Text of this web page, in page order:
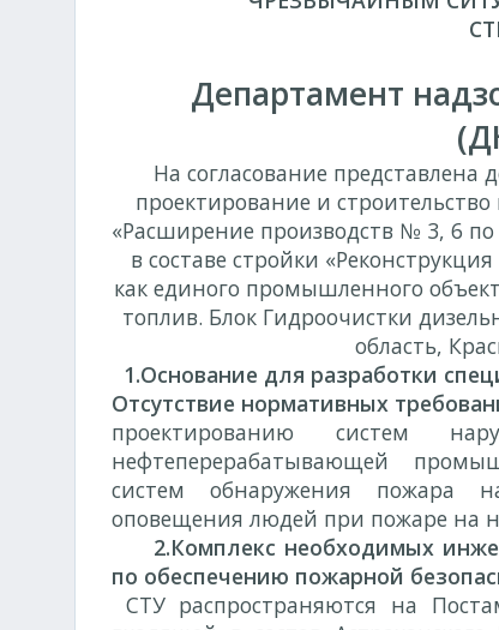
Департамент
На согласование представлена
проектирование и
«Расширение производств № 3, 6 по
в составе стройки «Реконструкция
как единого промышленного
топлив. Блок Гидроочистки
область,
1.Основание для разработки
Отсутствие нормативных
проектированию систем
нефтеперерабатывающей
систем обнаружения пожара
оповещения людей при пожаре на
2.Комплекс необходимых
по обеспечению пожарной
СТУ распространяются на